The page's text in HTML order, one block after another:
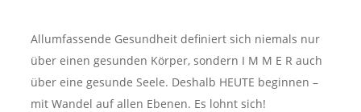
Allumfassende Gesundheit definiert sich niemals nur
über einen gesunden Körper, sondern I M M E R auch
über eine gesunde Seele. Deshalb HEUTE beginnen –
mit Wandel auf allen Ebenen. Es lohnt sich!